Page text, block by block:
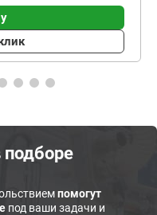
помогут
под ваши задачи и